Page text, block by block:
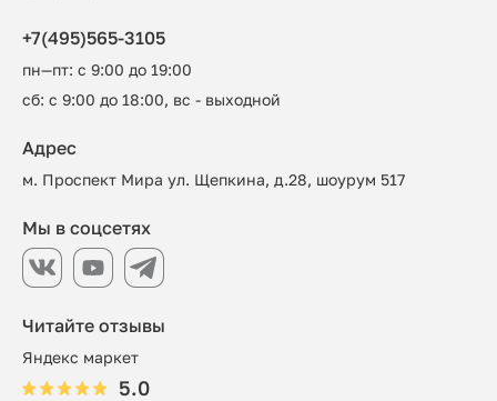
+7(495)565-3105
пн—пт: с 9:00 до 19:00
сб: с 9:00 до 18:00, вс - выходной
Читайте отзывы
Яндекс маркет
5.0
Адрес
м. Проспект Мира ул. Щепкина, д.28, шоурум 517
Мы в соцсетях